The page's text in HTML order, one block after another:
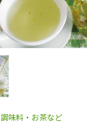
調味料・お茶など